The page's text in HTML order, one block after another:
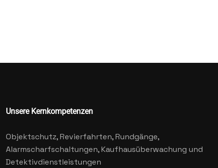
Unsere Kernkompetenzen
Objektschutz, Revierfahrten, Rundgänge,
Alarmscharfschaltungen, Kaufhausüberwachung und
Detektivdienstleistungen